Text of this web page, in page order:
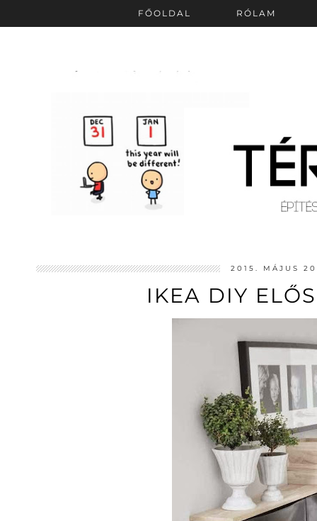
FŐOLDAL RÓLAM
2015. MÁJUS
IKEA DIY